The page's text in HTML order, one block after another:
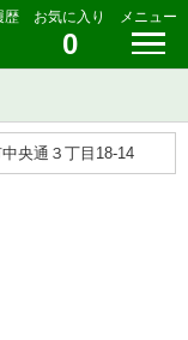
歴 お気に入り
0
メニュー
央通３丁目18-14